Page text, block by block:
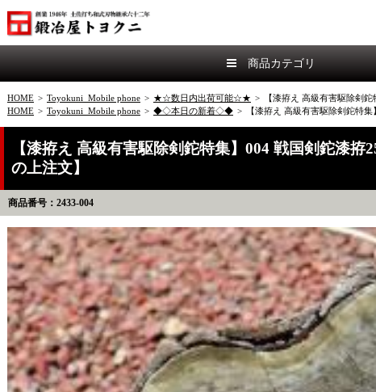
商品カテゴリ
HOME > Toyokuni_Mobile phone > ★☆数日内出荷可能☆★ >
【漆拵え 高級有害駆除剣
HOME > Toyokuni_Mobile phone > ◆◇本日の新着◇◆ > 【漆拵え 高級有害駆除剣鉈特
【漆拵え 高級有害駆除剣鉈特集】004 戦国剣鉈
の上注文】
商品番号：2433-004